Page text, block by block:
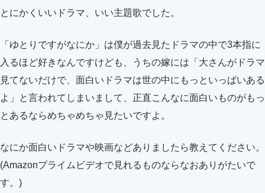
とにかくいいドラマ、いい主題歌でした。
「ゆとりですがなにか」は僕が過去見たドラマの中で3本指に
入るほど好きなんですけども、うちの嫁には「大さんがドラマ
見てないだけで、面白いドラマは世の中にもっといっぱいある
よ」と言われてしまいまして、正直こんなに面白いものがもっ
とあるならめちゃめちゃ見たいですよ。
なにか面白いドラマや映画などありましたら教えてください。
(Amazonプライムビデオで見れるものならなおありがたいで
す。)